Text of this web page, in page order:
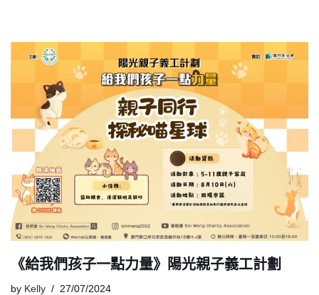
《給我們孩子一點力量》陽光親子義工計劃
by Kelly 27/07/2024